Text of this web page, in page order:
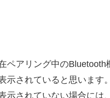
ペアリング中のBluetooth
示されていると思います。
表示されていない場合に